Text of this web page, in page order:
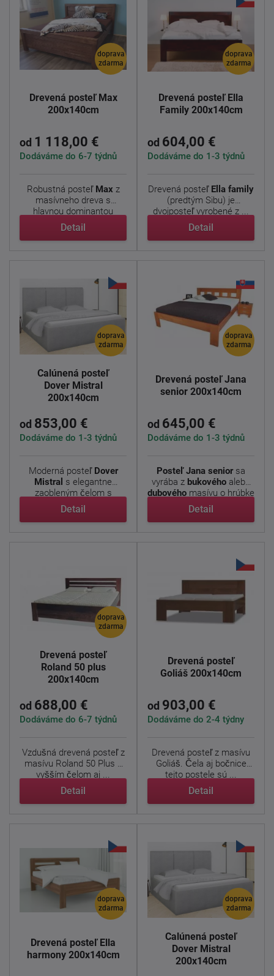
doprava
zdarma
Drevená posteľ Max
200x140cm
od 1 118,00 €
Dodáváme do 6-7 týdnů
Robustná posteľ Maxz
masívneho dreva s
hlavnou dominantou
trámov v ...
Detail
doprava
zdarma
Drevená posteľ Ella
Family 200x140cm
od 604,00 €
Dodáváme do 1-3 týdnů
Drevená posteľ Ella family
(predtým Sibu) je
dvojposteľ vyrobené z ...
Detail
doprava
zdarma
Čalúnená posteľ
Dover Mistral
200x140cm
od 853,00 €
Dodáváme do 1-3 týdnů
Moderná posteľ Dover
Mistral s elegantne
zaobleným čelom s
decentným ...
Detail
doprava
zdarma
Drevená posteľ Jana
senior 200x140cm
od 645,00 €
Dodáváme do 1-3 týdnů
Posteľ Jana seniorsa
vyrába z bukového alebo
dubového masívu o hrúbke
...
Detail
doprava
zdarma
Drevená posteľ
Roland 50 plus
200x140cm
od 688,00 €
Dodáváme do 6-7 týdnů
Vzdušná drevená posteľ z
masívu Roland 50 Plus s
vyšším čelom aj ...
Detail
Drevená posteľ
Goliáš 200x140cm
od 903,00 €
Dodáváme do 2-4 týdny
Drevená posteľ z masívu
Goliáš. Čela aj bočnice
tejto postele sú ...
Detail
doprava
zdarma
Drevená posteľ Ella
harmony 200x140cm
doprava
zdarma
Čalúnená posteľ
Dover Mistral
200x140cm